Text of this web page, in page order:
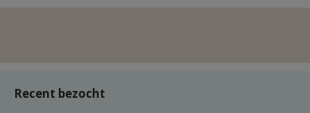
Recent bezocht